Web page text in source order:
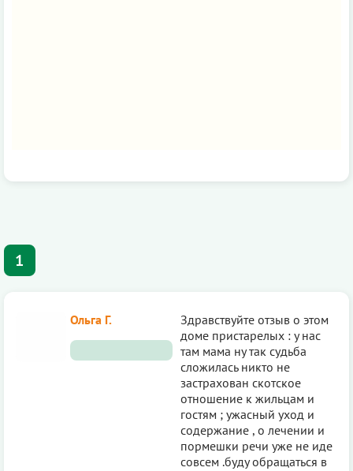
1
Ольга Г.
Здравствуйте отзыв о этом
доме пристарелых : у нас
там мама ну так судьба
сложилась никто не
застрахован скотское
отношение к жильцам и
гостям ; ужасный уход и
содержание , о лечении и
пормешки речи уже не иде
совсем .буду обращаться в